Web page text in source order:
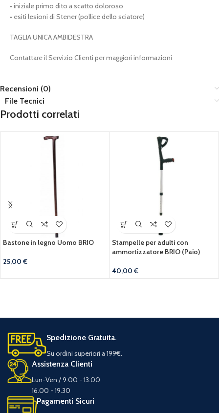
• iniziale primo dito a scatto doloroso
• esiti lesioni di Stener (pollice dello sciatore)
TAGLIA UNICA AMBIDESTRA
Contattare il Servizio Clienti per maggiori informazioni
Recensioni (0)
File Tecnici
Prodotti correlati
Bastone in legno Uomo BRIO
25,00€
Stampelle per adulti con
ammortizzatore BRIO (Paio)
40,00€
Spedizione Gratuita.
Su ordini superiori a 199€.
Assistenza Clienti
Lun-Ven / 9.00 - 13.00
16.00 - 19.30
Pagamenti Sicuri